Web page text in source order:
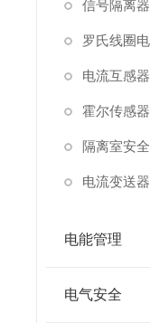
信号隔离器
罗氏线圈
电流互感器
霍尔传感器
隔离室安
电流变送器
电能管理
电气安全